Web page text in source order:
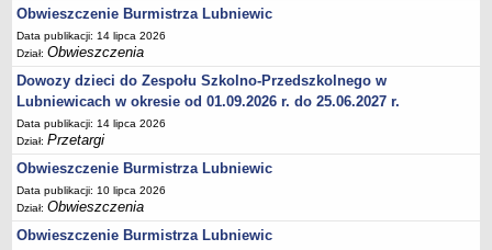
MAJĄTEK I FINANSE
Budżet Gminy
Majątek Gminy
Sprawozdania z wykonania budżetu - kwartalne
Sprawozdania z wykonania budżetu - półroczne, roczne
Umorzenia, odroczenia, raty
Fundacje i Stowarzyszenia dofinansowane z JST
Pomoc publiczna
Budżet obywatelski
Obwieszczenie Burmistrza Lubniewic
Data publikacji: 14 lipca 2026
Dział:Obwieszczenia
Dowozy dzieci do Zespołu Szkolno-Przedszkolnego w
Lubniewicach w okresie od 01.09.2026 r. do 25.06.2027 r.
Data publikacji: 14 lipca 2026
Dział:Przetargi
Obwieszczenie Burmistrza Lubniewic
Data publikacji: 10 lipca 2026
Dział:Obwieszczenia
Obwieszczenie Burmistrza Lubniewic